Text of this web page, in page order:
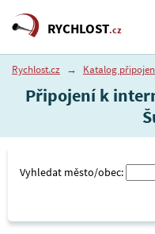
RYCHLOST.cz
Rychlost.cz → Katalog
Připojení k
Vyhledat město/obec: